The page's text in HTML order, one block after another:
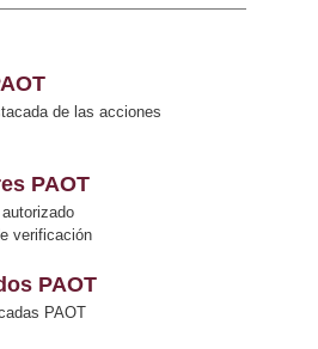
de las acciones
PAOT
verificación
PAOT
PAOT